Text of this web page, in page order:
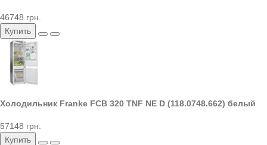
46748 грн.
Купить
Холодильник Franke FCB 320 TNF NE D (118.0748.662) белый
57148 грн.
Купить